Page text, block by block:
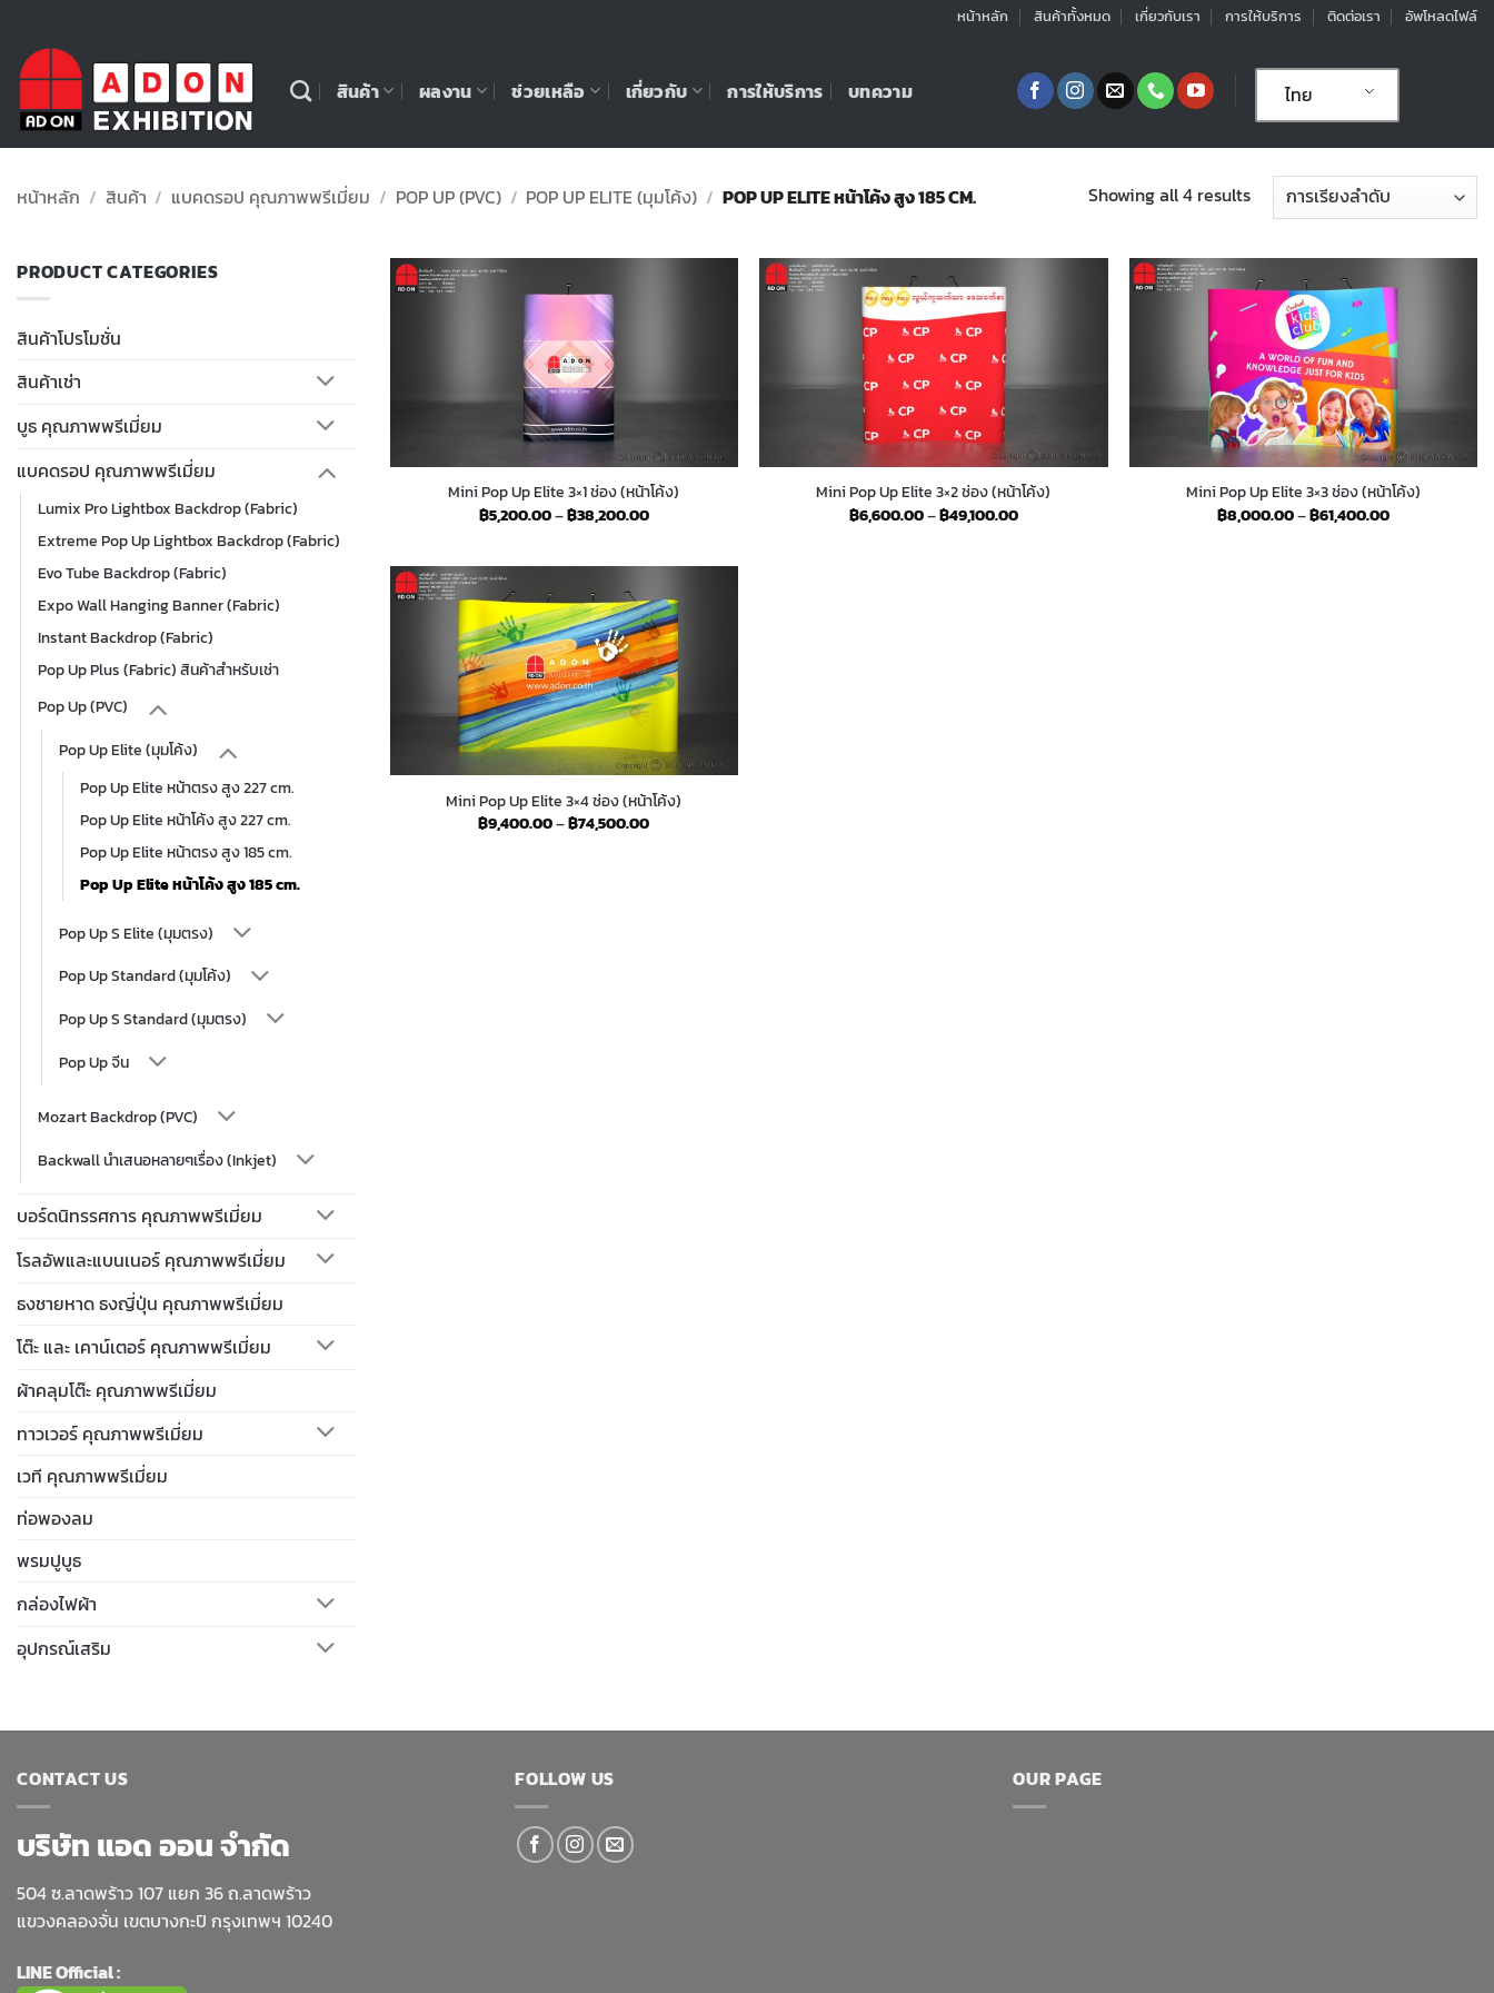
หน้าหลัก สินค้าทั้งหมด เกี่ยวกับเรา การให้บริการ ติดต่อเรา อัพโหลดไฟล์
สินค้า ผลงาน ช่วยเหลือ เกี่ยวกับ การให้บริการ บทความ ไทย
หน้าหลัก / สินค้า / แบคดรอป คุณภาพพรีเมี่ยม / POP UP (PVC) / POP UP ELITE (มุมโค้ง) / POP UP ELITE หน้าโค้ง สูง 185 CM. Showing all 4 results
PRODUCT CATEGORIES
สินค้าโปรโมชั่น
สินค้าเช่า
บูธ คุณภาพพรีเมี่ยม
แบคดรอป คุณภาพพรีเมี่ยม
Lumix Pro Lightbox Backdrop (Fabric)
Extreme Pop Up Lightbox Backdrop (Fabric)
Evo Tube Backdrop (Fabric)
Expo Wall Hanging Banner (Fabric)
Instant Backdrop (Fabric)
Pop Up Plus (Fabric) สินค้าสำหรับเช่า
Pop Up (PVC)
Pop Up Elite (มุมโค้ง)
Pop Up Elite หน้าตรง สูง 227 cm.
Pop Up Elite หน้าโค้ง สูง 227 cm.
Pop Up Elite หน้าตรง สูง 185 cm.
Pop Up Elite หน้าโค้ง สูง 185 cm.
Pop Up S Elite (มุมตรง)
Pop Up Standard (มุมโค้ง)
Pop Up S Standard (มุมตรง)
Pop Up จีน
Mozart Backdrop (PVC)
Backwall นำเสนอหลายๆเรื่อง (Inkjet)
บอร์ดนิทรรศการ คุณภาพพรีเมี่ยม
โรลอัพและแบนเนอร์ คุณภาพพรีเมี่ยม
ธงชายหาด ธงญี่ปุ่น คุณภาพพรีเมี่ยม
โต๊ะ และ เคาน์เตอร์ คุณภาพพรีเมี่ยม
ผ้าคลุมโต๊ะ คุณภาพพรีเมี่ยม
ทาวเวอร์ คุณภาพพรีเมี่ยม
เวที คุณภาพพรีเมี่ยม
ท่อพองลม
พรมปูบูธ
กล่องไฟผ้า
อุปกรณ์เสริม
Mini Pop Up Elite 3×1 ช่อง (หน้าโค้ง)
฿5,200.00–฿38,200.00Price
range:
through
Mini Pop Up Elite 3×2 ช่อง (หน้าโค้ง)
฿6,600.00–฿49,100.00Price
range:
Mini Pop Up Elite 3×3 ช่อง (หน้าโค้ง)
฿8,000.00–฿61,400.00Price
Mini Pop Up Elite 3×4 ช่อง (หน้าโค้ง)
฿9,400.00–฿74,500.00Price
CONTACT US
บริษัท แอด ออน จำกัด
504 ซ.ลาดพร้าว 107 แยก 36 ถ.ลาดพร้าว
แขวงคลองจั่น เขตบางกะปิ กรุงเทพฯ 10240
LINE Official :
FOLLOW US OUR PAGE